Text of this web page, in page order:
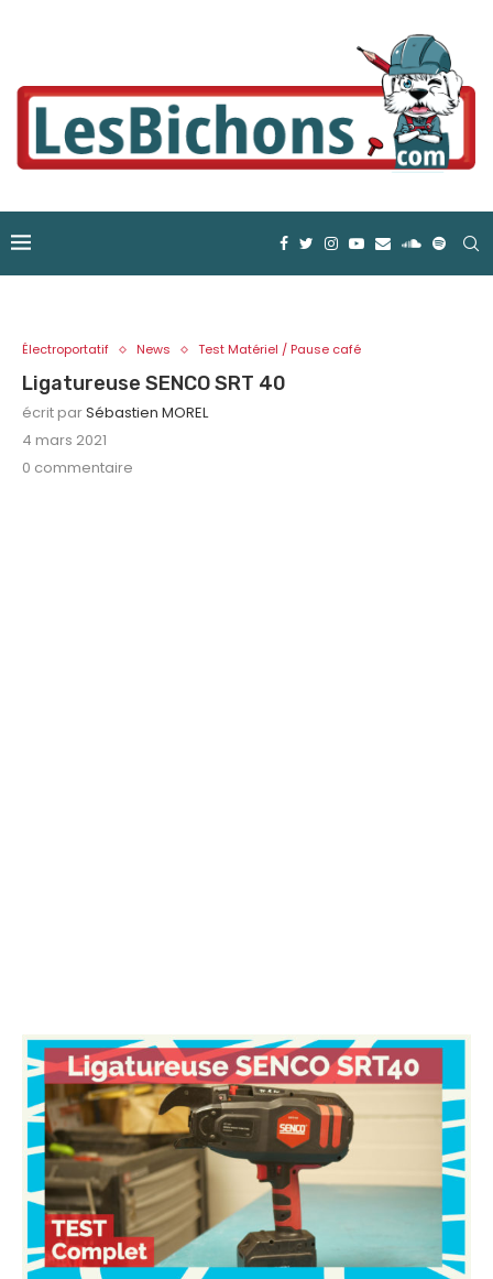
Électroportatif News Test Matériel / Pause café
Ligatureuse SENCO SRT 40
écrit parSébastien MOREL
4 mars 2021
0 commentaire